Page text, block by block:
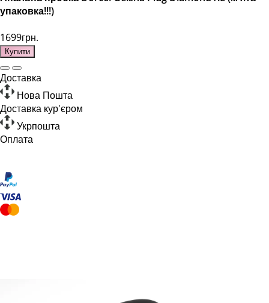
упаковка!!!)
1699грн.
Купити
Доставка
Нова Пошта
Доставка кур'єром
Укрпошта
Оплата